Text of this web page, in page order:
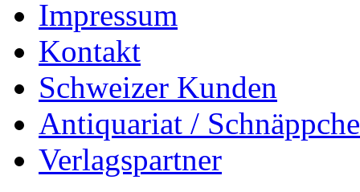
Impressum
Kontakt
Schweizer Kunden
Antiquariat /
Verlagspartner